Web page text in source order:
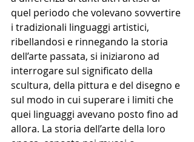
quel periodo che volevano sovvertire
i tradizionali linguaggi artistici,
ribellandosi e rinnegando la storia
dell’arte passata, si iniziarono ad
interrogare sul significato della
scultura, della pittura e del disegno e
sul modo in cui superare i limiti che
quei linguaggi avevano posto fino ad
allora. La storia dell’arte della loro